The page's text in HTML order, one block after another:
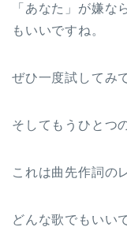
「あなた」が嫌な
もいいですね。
ぜひ一度試してみ
そしてもうひとつ
これは曲先作詞の
どんな歌でもいい